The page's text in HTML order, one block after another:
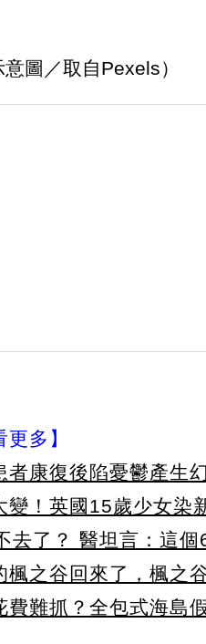
意圖／取自Pexels）
更多】
者康復後陷憂鬱產生
變！英國15歲少女染
去了？ 醫坦言：這個
之谷回來了，楓之
難抓？全包式海島